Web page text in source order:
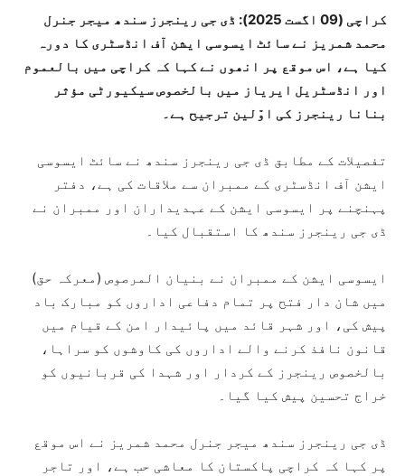
کراچی (09 اگست 2025): ڈی جی رینجرز سندھ میجر جنرل
محمد شمریز نے سائٹ ایسوسی ایشن آف انڈسٹری کا دورہ
کیا ہے، اس موقع پر انھوں نے کہا کہ کراچی میں بالعموم
اور انڈسٹریل ایریاز میں بالخصوص سیکیورٹی مؤثر
بنانا رینجرز کی اوّلین ترجیح ہے۔
تفصیلات کے مطابق ڈی جی رینجرز سندھ نے سائٹ ایسوسی
ایشن آف انڈسٹری کے ممبران سے ملاقات کی ہے، دفتر
پہنچنے پر ایسوسی ایشن کے عہدیداران اور ممبران نے
ڈی جی رینجرز سندھ کا استقبال کیا۔
ایسوسی ایشن کے ممبران نے بنیان المرصوص (معرکہ حق)
میں شان دار فتح پر تمام دفاعی اداروں کو مبارک باد
پیش کی، اور شہر قائد میں پائیدار امن کے قیام میں
قانون نافذ کرنے والے اداروں کی کاوشوں کو سراہا،
بالخصوص رینجرز کے کردار اور شہدا کی قربانیوں کو
خراج تحسین پیش کیا گیا۔
ڈی جی رینجرز سندھ میجر جنرل محمد شمریز نے اس موقع
پر کہا کہ کراچی پاکستان کا معاشی حب ہے، اور تاجر